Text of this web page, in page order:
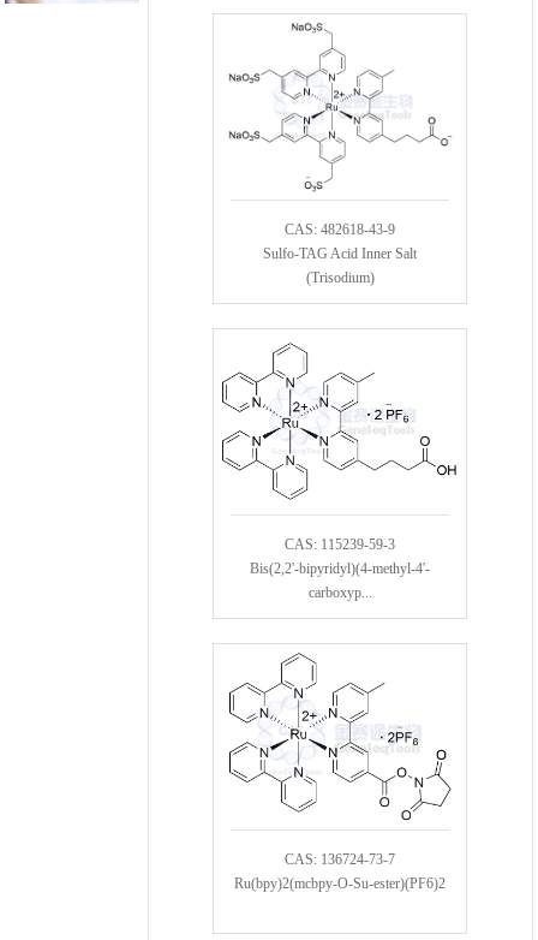
CAS: 482618-43-9
Sulfo-TAG Acid Inner Salt
(Trisodium)
CAS: 115239-59-3
Bis(2,2'-bipyridyl)(4-methyl-4'-
carboxyp...
CAS: 136724-73-7
Ru(bpy)2(mcbpy-O-Su-ester)(PF6)2